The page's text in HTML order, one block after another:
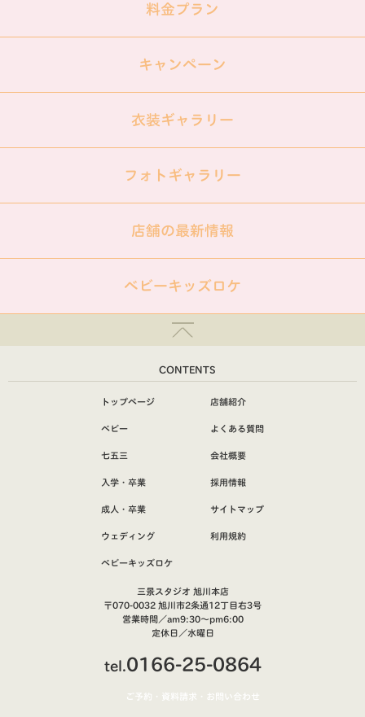
料金プラン
キャンペーン
衣装ギャラリー
フォトギャラリー
店舗の最新情報
ベビーキッズロケ
CONTENTS
トップページ
ベビー
七五三
入学・卒業
成人・卒業
ウェディング
ベビーキッズロケ
店舗紹介
よくある質問
会社概要
採用情報
サイトマップ
利用規約
三景スタジオ 旭川本店
〒070-0032 旭川市2条通12丁目右3号
営業時間／am9:30～pm6:00
定休日／水曜日
tel.0166-25-0864
ご予約・資料請求・お問い合わせ